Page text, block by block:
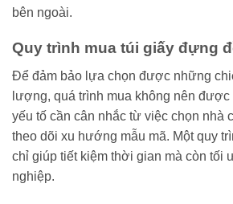
bên ngoài.
Quy trình mua túi giấy đựng
Để đảm bảo lựa chọn được những
lượng, quá trình mua không nên
yếu tố cần cân nhắc từ việc chọn nhà
theo dõi xu hướng mẫu mã. Một quy
chỉ giúp tiết kiệm thời gian mà còn tối
nghiệp.